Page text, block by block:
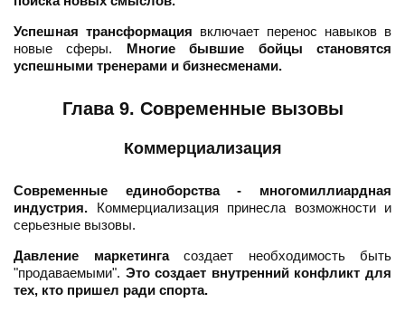
Успешная трансформация включает перенос навыков в
новые сферы. Многие бывшие бойцы становятся
успешными тренерами и бизнесменами.
Глава 9. Современные вызовы
Коммерциализация
Современные единоборства - многомиллиардная
индустрия. Коммерциализация принесла возможности и
серьезные вызовы.
Давление маркетингасоздает необходимость быть
"продаваемыми". Это создает внутренний конфликт для
тех, кто пришел ради спорта.